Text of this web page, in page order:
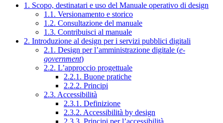
1. Scopo, destinatari e uso del Manuale operativo di design
1.1. Versionamento e storico
1.2. Consultazione del manuale
1.3. Contribuisci al manuale
2. Introduzione al design per i servizi pubblici digitali
2.1. Design per l’amministrazione digitale (e-
government)
2.2. L’approccio progettuale
2.2.1. Buone pratiche
2.2.2. Principi
2.3. Accessibilità
2.3.1. Definizione
2.3.2. Accessibilità by design
2.3.3. Principi per l’accessibilità